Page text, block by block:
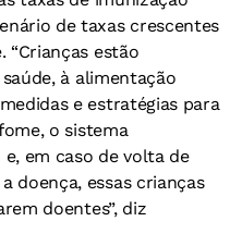
de taxas crescentes
“Crianças estão
à alimentação
e estratégias para
o sistema
em caso de volta de
doença, essas crianças
doentes”, diz